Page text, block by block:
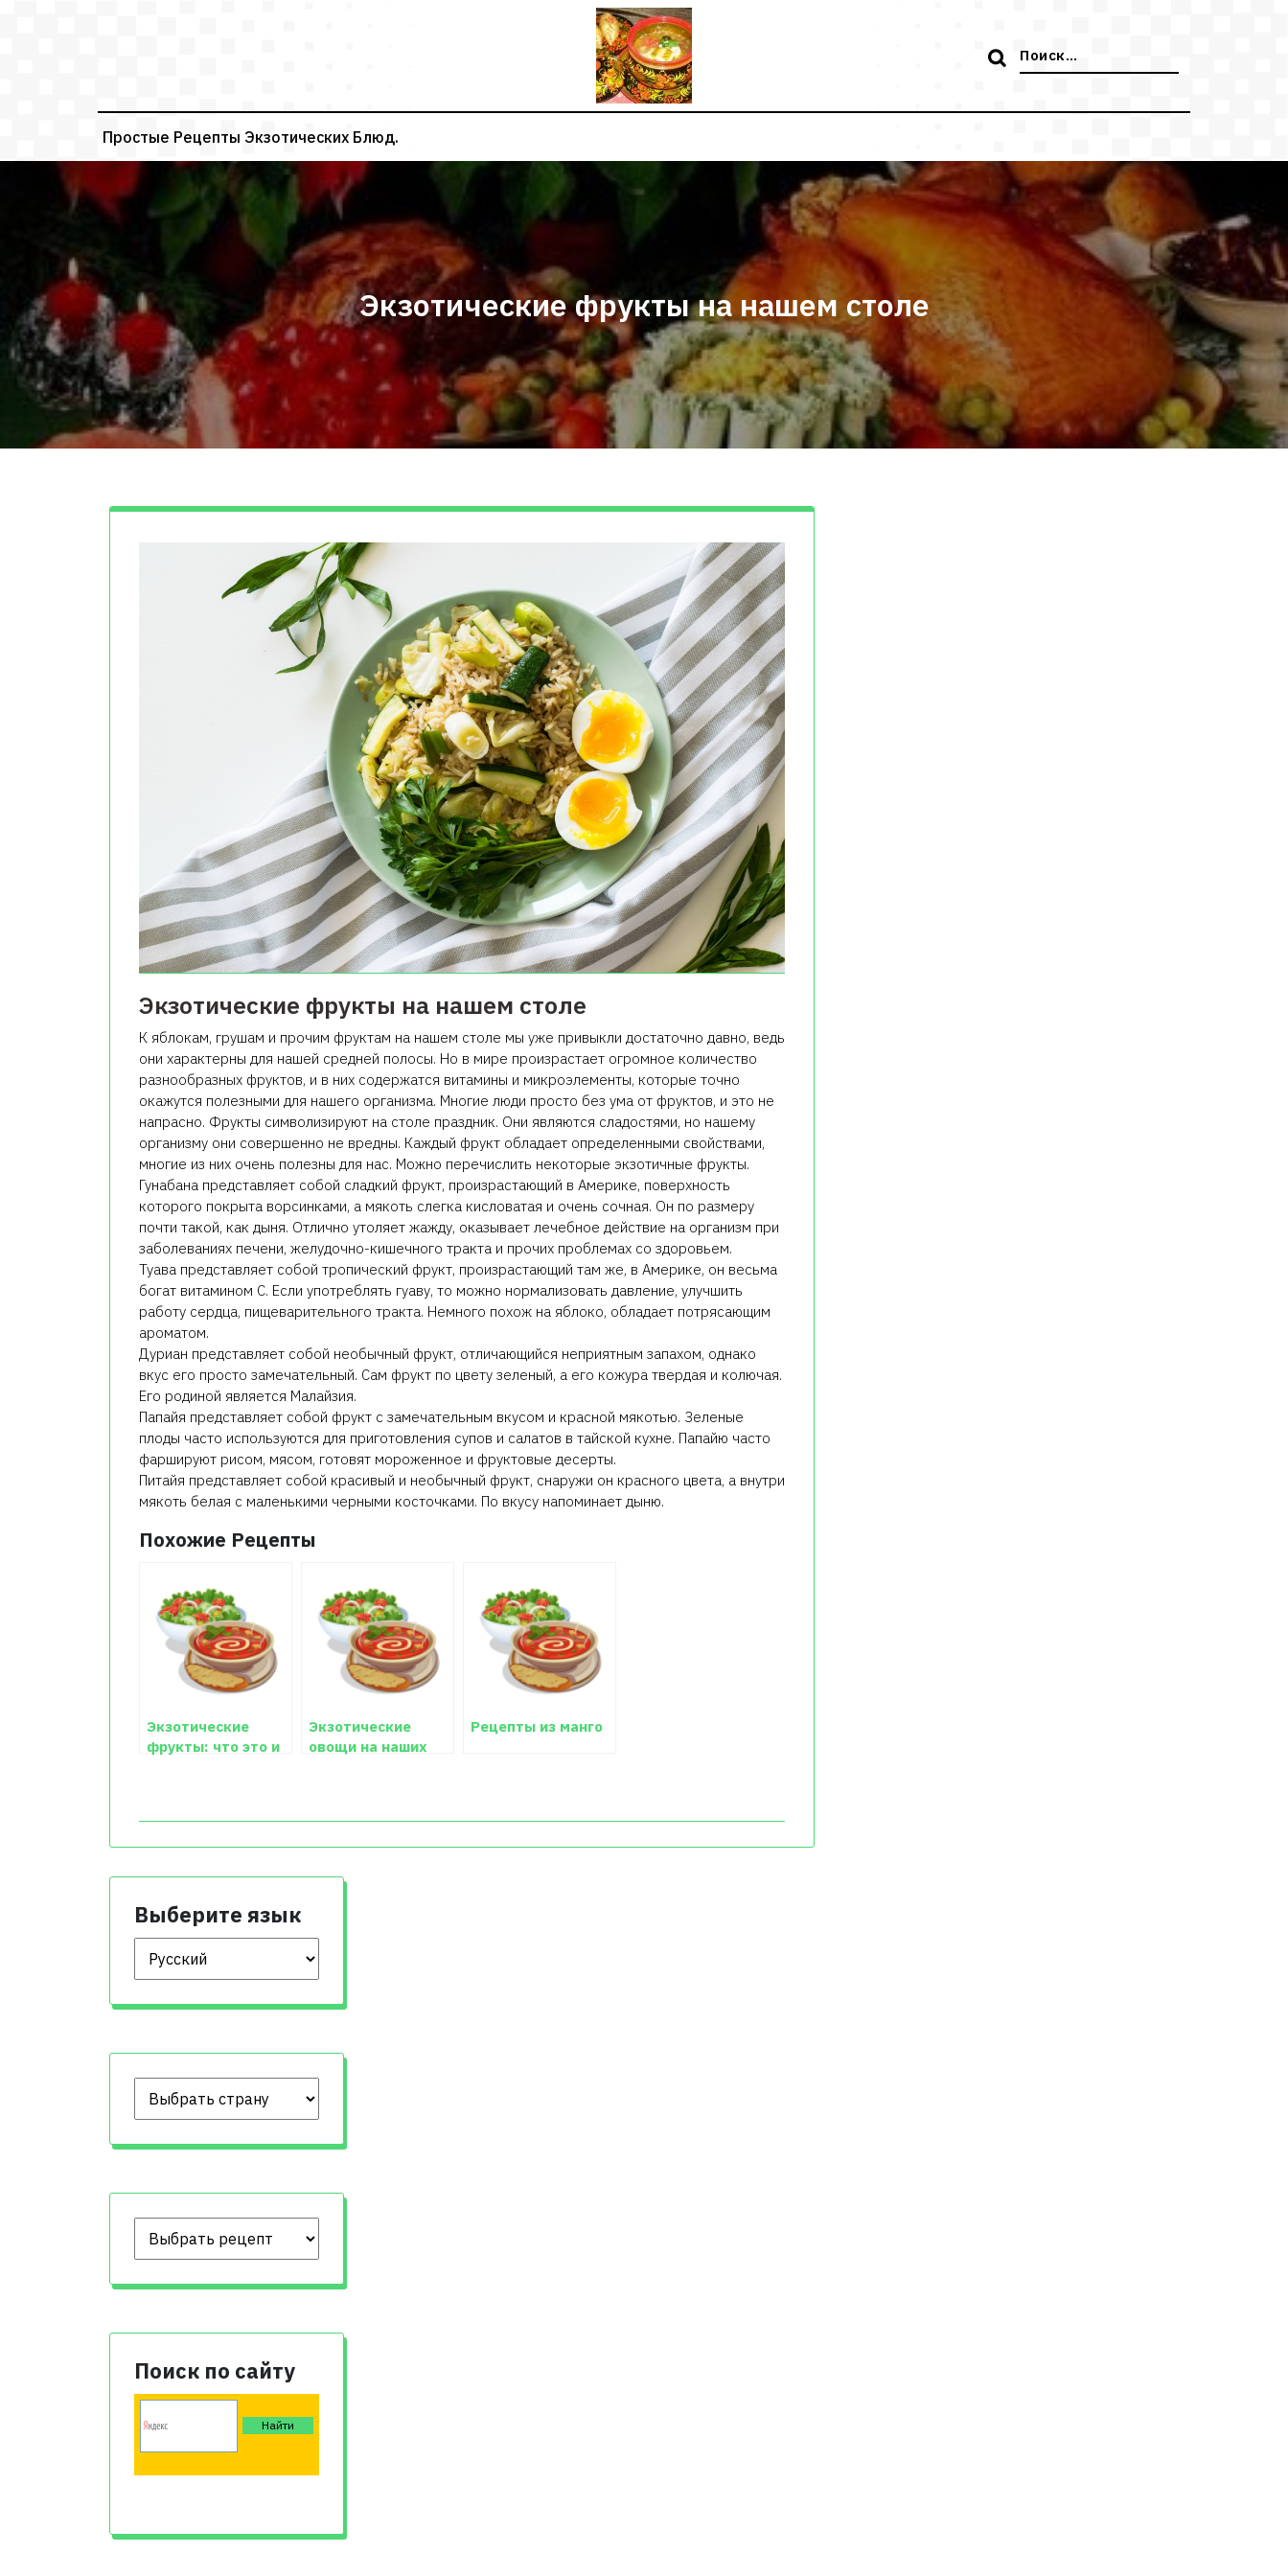
Поиск:
Простые Рецепты Экзотических Блюд.
Экзотические фрукты на нашем столе
Экзотические фрукты на нашем столе
К яблокам, грушам и прочим фруктам на нашем столе мы уже привыкли достаточно давно, ведь
они характерны для нашей средней полосы. Но в мире произрастает огромное количество
разнообразных фруктов, и в них содержатся витамины и микроэлементы, которые точно
окажутся полезными для нашего организма. Многие люди просто без ума от фруктов, и это не
напрасно. Фрукты символизируют на столе праздник. Они являются сладостями, но нашему
организму они совершенно не вредны. Каждый фрукт обладает определенными свойствами,
многие из них очень полезны для нас. Можно перечислить некоторые экзотичные фрукты.
Гунабана представляет собой сладкий фрукт, произрастающий в Америке, поверхность
которого покрыта ворсинками, а мякоть слегка кисловатая и очень сочная. Он по размеру
почти такой, как дыня. Отлично утоляет жажду, оказывает лечебное действие на организм при
заболеваниях печени, желудочно-кишечного тракта и прочих проблемах со здоровьем.
Туава представляет собой тропический фрукт, произрастающий там же, в Америке, он весьма
богат витамином С. Если употреблять гуаву, то можно нормализовать давление, улучшить
работу сердца, пищеварительного тракта. Немного похож на яблоко, обладает потрясающим
ароматом.
Дуриан представляет собой необычный фрукт, отличающийся неприятным запахом, однако
вкус его просто замечательный. Сам фрукт по цвету зеленый, а его кожура твердая и колючая.
Его родиной является Малайзия.
Папайя представляет собой фрукт с замечательным вкусом и красной мякотью. Зеленые
плоды часто используются для приготовления супов и салатов в тайской кухне. Папайю часто
фаршируют рисом, мясом, готовят мороженное и фруктовые десерты.
Питайя представляет собой красивый и необычный фрукт, снаружи он красного цвета, а внутри
мякоть белая с маленькими черными косточками. По вкусу напоминает дыню.
Похожие Рецепты
Экзотические
фрукты: что это и
Экзотические
овощи на наших
Рецепты из манго
Выберите язык
Выберите язык
Поиск по сайту